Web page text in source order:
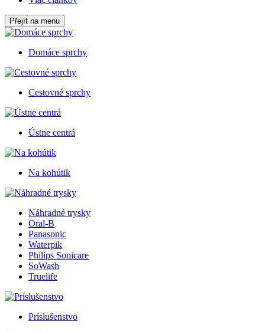
Přejít na menu
Domáce sprchy
Cestovné sprchy
Ústne centrá
Na kohútik
Náhradné trysky
Oral-B
Panasonic
Waterpik
Philips Sonicare
SoWash
Truelife
Príslušenstvo